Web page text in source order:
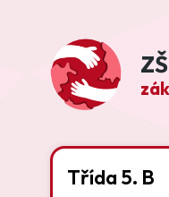
Třída 5. B